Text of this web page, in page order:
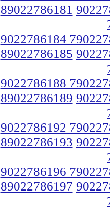
89022786181
9022786184
89022786185
9022786188
89022786189
9022786192
89022786193
9022786196
89022786197